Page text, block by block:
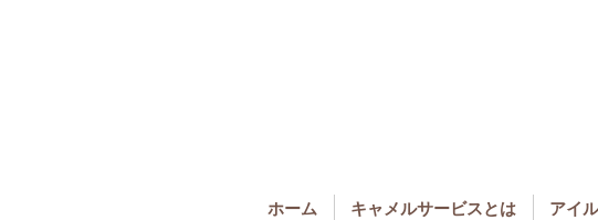
ホーム キャメルサービスとは アイ